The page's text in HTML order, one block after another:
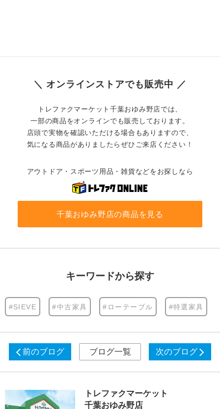
＼ オンラインストアでも販売中 ／
トレファクマーケット千葉おゆみ野店では、
一部の商品をオンラインでも販売しております。
店頭で実物を確認いただける場合もありますので、
気になる商品がありましたらぜひご来店ください！
アウトドア・スポーツ用品・雑貨などをお探しなら
千葉おゆみ野店の商品を見る
キーワードから探す
#SIEVE #中古家具 #ローテーブル #特選家具
前のブログ ブログ一覧 次のブログ
トレファクマーケット
千葉おゆみ野店